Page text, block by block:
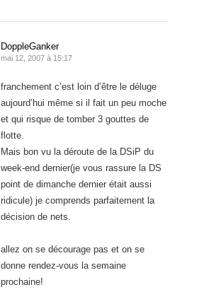
DoppleGanker
mai 12, 2007 à 15:17
franchement c’est loin d’être le déluge
aujourd’hui même si il fait un peu moche
et qui risque de tomber 3 gouttes de
flotte.
Mais bon vu la déroute de la DSiP du
week-end dernier(je vous rassure la DS
point de dimanche dernier était aussi
ridicule) je comprends parfaitement la
décision de nets.
allez on se décourage pas et on se
donne rendez-vous la semaine
prochaine!